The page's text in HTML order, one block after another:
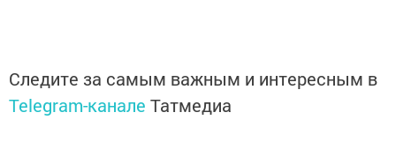
Следите за самым важным и интересным в
Telegram-канале Татмедиа